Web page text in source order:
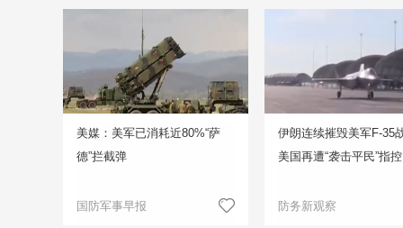
美媒：美军已消耗近80%“萨
德”拦截弹
国防军事早报
伊朗连续摧毁美军F-35
美国再遭“袭击平民”指控
防务新观察